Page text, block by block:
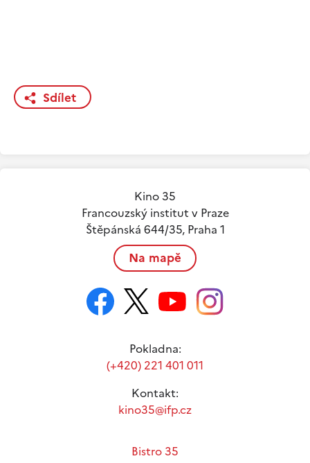
Sdílet
Kino 35
Francouzský institut v Praze
Štěpánská 644/35, Praha 1
Na mapě
Pokladna:
(+420) 221 401 011
Kontakt:
kino35@ifp.cz
Bistro 35